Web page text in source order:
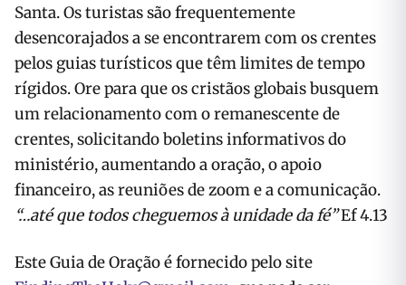
Santa. Os turistas são frequentemente
desencorajados a se encontrarem com os crentes
pelos guias turísticos que têm limites de tempo
rígidos. Ore para que os cristãos globais busquem
um relacionamento com o remanescente de
crentes, solicitando boletins informativos do
ministério, aumentando a oração, o apoio
financeiro, as reuniões de zoom e a comunicação.
“…até que todos cheguemos à unidade da fé”Ef 4.13
Este Guia de Oração é fornecido pelo site